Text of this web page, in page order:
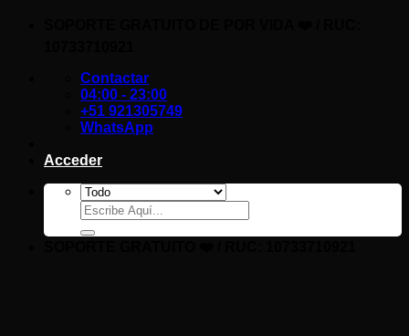
Contactar
04:00 - 23:00
+51 921305749
WhatsApp
Acceder
Buscar
por: